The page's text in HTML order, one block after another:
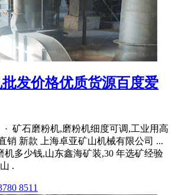
发价格优质货源百度爱
· 矿石磨粉机,磨粉机细度可调,工业用高
销 新款 上海卓亚矿山机械有限公司 ...
机多少钱,山东鑫海矿装,30 年选矿经验
.
8511